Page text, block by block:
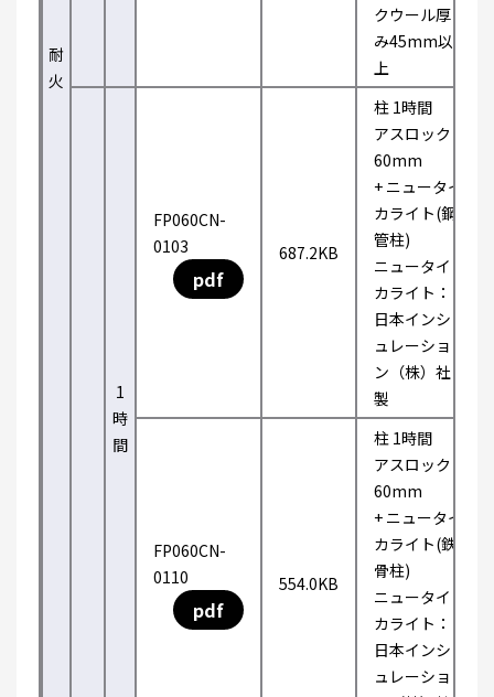
耐
火
クウール厚
み45mm以
上
1
時
間
FP060CN-
0103
pdf
687.2KB
柱 1時間
アスロック
60mm
+ ニュータイ
カライト(鋼
管柱)
ニュータイ
カライト：
日本インシ
ュレーショ
ン（株）社
製
FP060CN-
0110
pdf
554.0KB
柱 1時間
アスロック
60mm
+ ニュータイ
カライト(鉄
骨柱)
ニュータイ
カライト：
日本インシ
ュレーショ